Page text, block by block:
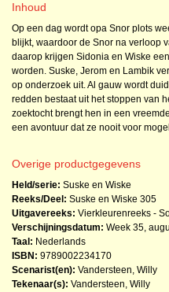
Inhoud
Op een dag wordt opa Snor plots
blijkt, waardoor de Snor na verloop
daarop krijgen Sidonia en Wiske
worden. Suske, Jerom en Lambik
op onderzoek uit. Al gauw wordt
redden bestaat uit het stoppen van
zoektocht brengt hen in een
een avontuur dat ze nooit voor
Overige productgegevens
Held/serie: Suske en Wiske
Reeks/Deel: Suske en Wiske 305
Uitgavereeks: Vierkleurenreeks -
Verschijningsdatum: Week 35,
Taal: Nederlands
ISBN: 9789002234170
Scenarist(en): Vandersteen, Willy
Tekenaar(s): Vandersteen, Willy